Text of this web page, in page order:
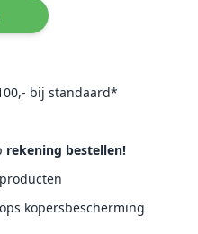
bij standaard*
rekening bestellen!
producten
kopersbescherming